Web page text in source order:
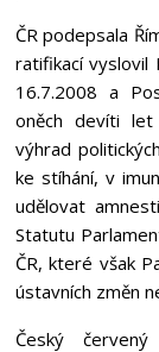
ČR podepsala
ratifikací vyslovil
16.7.2008 a
oněch devíti let
výhrad
ke stíhání, v
udělovat
Statutu
ČR, které však
ústavních změn
Český